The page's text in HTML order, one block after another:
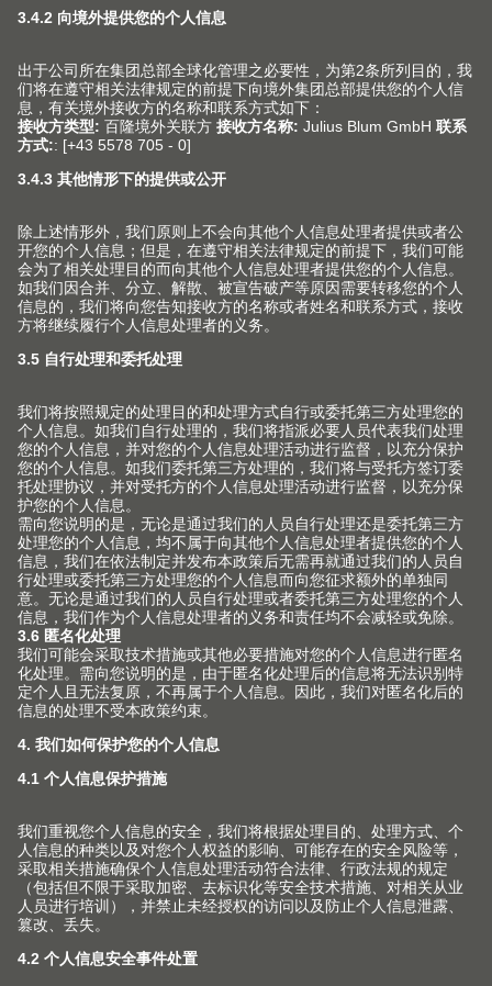
致力于为家具生产上翻门、铰链、抽屉和口袋门系列，并
关注Blum 百隆社交媒体账号 获取更多信
产品
新产品和主题
Blum 百隆产品世界
上翻门系列
铰链系列
抽屉系列
导轨系列
口袋门系列
内分隔件系列
动感开合技术
在各种柜体上的应用
加工工具
服务
规划，设计及产品选择
采购及订单
包装和物流
产品和生产
安装和调节
市场营销
针对室内设计师的服务
常见问题
企业
关于Blum 百隆
事实和数据
生产基地
历史
质量和创新
培训
展会
媒体
关于百隆中国公司
联系方式
终端消费者服务热线
中国的经销商
联络表
销售网点
联系我们的销售
工厂
Blum 百隆展厅
展厅
其他主题
产品手册
版权声明
Blum-Inspirations
登录E-SERVICES 电子化服务
V1套装订购手册
查找